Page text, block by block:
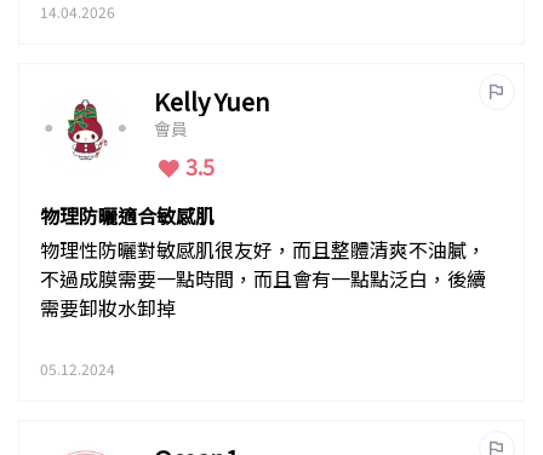
14.04.2026
Kelly Yuen
會員
3.5
物理防曬適合敏感肌
物理性防曬對敏感肌很友好，而且整體清爽不油膩，
不過成膜需要一點時間，而且會有一點點泛白，後續
需要卸妝水卸掉
05.12.2024